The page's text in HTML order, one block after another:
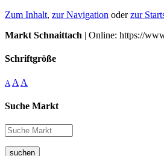
Zum Inhalt, zur Navigation oderzur
Markt Schnaittach | Online: https://
Schriftgröße
A A A
Suche Markt
suchen